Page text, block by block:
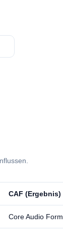
⁦CAF⁩ (Ergebnis)
Core Audio